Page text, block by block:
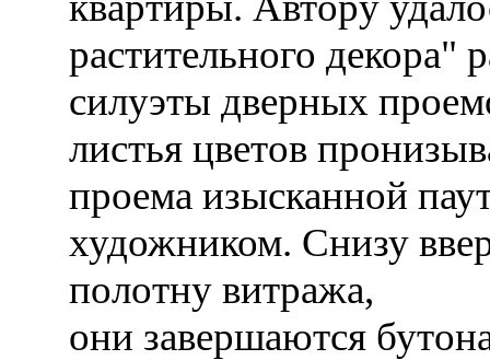
растительного декора"
силуэты дверных
листья цветов
проема изысканной
художником. Снизу
полотну витража,
они завершаются